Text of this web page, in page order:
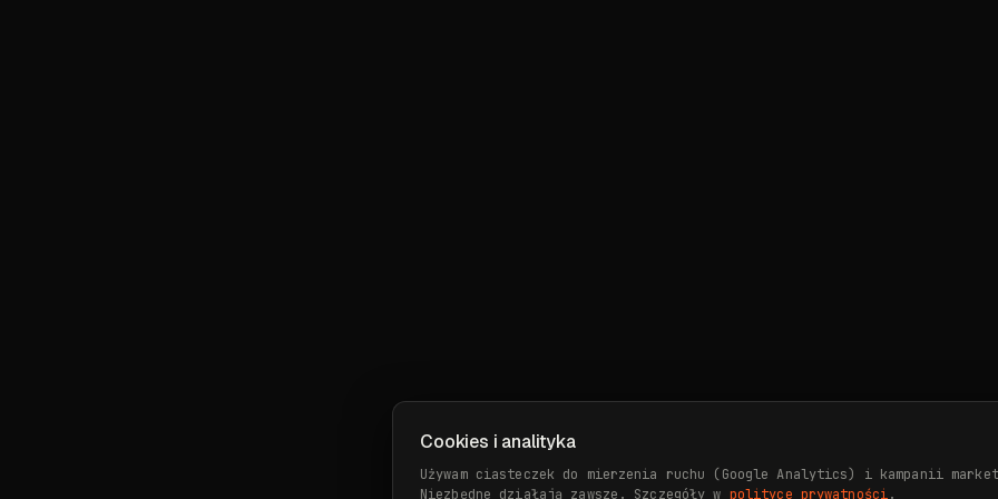
Cookies i analityka
Używam ciasteczek do mierzenia ruchu (Google Analytics) i kampanii
Niezbędne działają zawsze. Szczegóły w polityce prywatności.